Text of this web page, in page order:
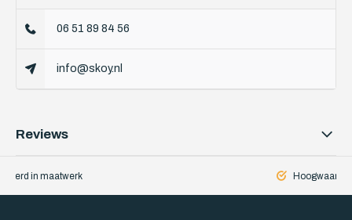
06 51 89 84 56
info@skoy.nl
Reviews
in maatwerk